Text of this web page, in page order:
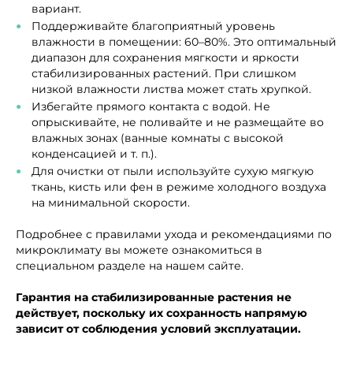
вариант.
Поддерживайте благоприятный уровень
влажности в помещении: 60–80%. Это оптимальный
диапазон для сохранения мягкости и яркости
стабилизированных растений. При слишком
низкой влажности листва может стать хрупкой.
Избегайте прямого контакта с водой. Не
опрыскивайте, не поливайте и не размещайте во
влажных зонах (ванные комнаты с высокой
конденсацией и т. п.).
Для очистки от пыли используйте сухую мягкую
ткань, кисть или фен в режиме холодного воздуха
на минимальной скорости.
Подробнее с правилами ухода и рекомендациями по
микроклимату вы можете ознакомиться в
специальном разделе на нашем сайте.
Гарантия на стабилизированные растения не
действует, поскольку их сохранность напрямую
зависит от соблюдения условий эксплуатации.